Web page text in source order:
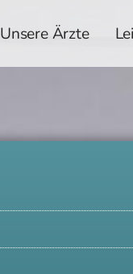
Unsere Ärzte